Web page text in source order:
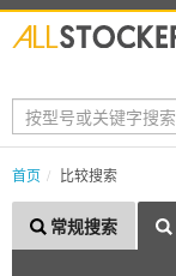
首页 比较搜索
常规搜索